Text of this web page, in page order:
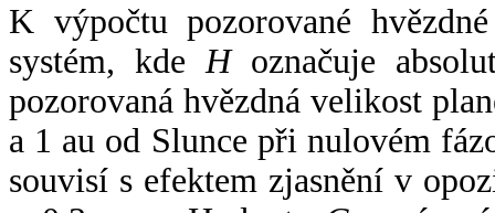
K výpočtu pozorované
systém, kde Hoznačuje
pozorovaná hvězdná velikost
a 1 au od Slunce při nulovém
souvisí s efektem zjasnění v